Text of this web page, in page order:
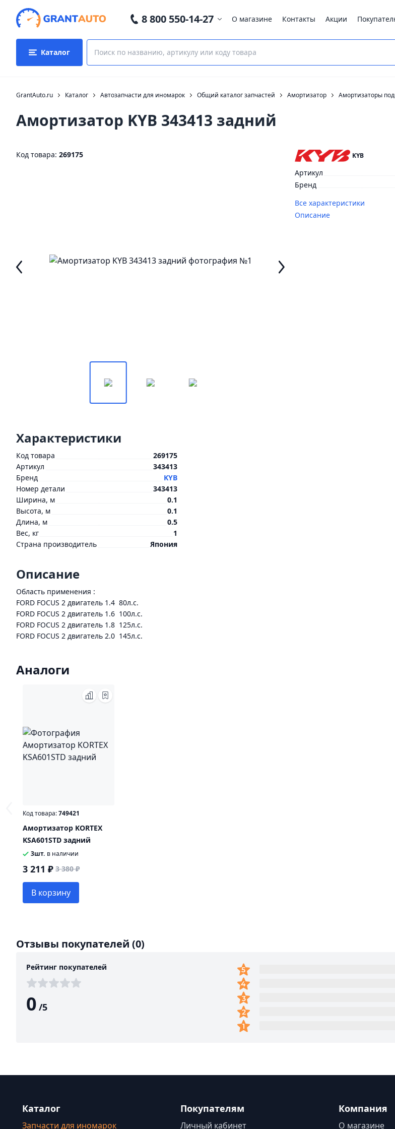
8 800 550-14-27 О магазине Контакты Акции
Каталог
GrantAuto.ru Каталог Автозапчасти для иномарок Общий каталог запчастей Амортизатор Амортизаторы
Амортизатор KYB 343413 задний
Код товара: 269175 KYB
Артикул
Бренд
Все характеристики
Описание
Характеристики
Код товара
269175
Артикул
343413
Бренд
KYB
Номер детали
343413
Ширина, м
0.1
Высота, м
0.1
Длина, м
0.5
Вес, кг
1
Страна производитель
Япония
Описание
Область применения :
FORD FOCUS 2 двигатель 1.4 80л.с.
FORD FOCUS 2 двигатель 1.6 100л.с.
FORD FOCUS 2 двигатель 1.8 125л.с.
FORD FOCUS 2 двигатель 2.0 145л.с.
Аналоги
Код товара:749421
Амортизатор KORTEX
KSA601STD задний
3шт. в наличии
3 211 ₽ 3 380 ₽
В корзину
Отзывы покупателей (0)
Рейтинг покупателей
0 /5
Каталог
Запчасти для иномарок
Покупателям
Личный кабинет
Компания
О магазине